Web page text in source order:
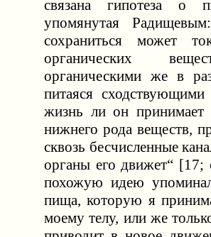
связана гипотеза о
упомянутая
сохраниться может
органических
органическими же в
питаяся
жизнь ли он принимает
нижнего рода веществ,
сквозь бесчисленные
органы его движет“ [17;
похожую идею
пища, которую я
моему телу, или же